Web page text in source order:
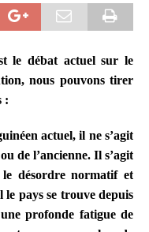
le débat actuel sur le
nous pouvons tirer
:
actuel, il ne s’agit
de l’ancienne. Il s’agit
désordre normatif et
pays se trouve depuis
profonde fatigue de